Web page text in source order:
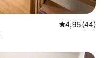
4,95 de uma
4,95 (44)